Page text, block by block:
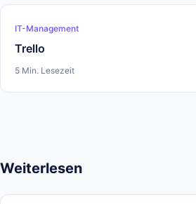
IT-Management
Trello
5 Min. Lesezeit
Weiterlesen